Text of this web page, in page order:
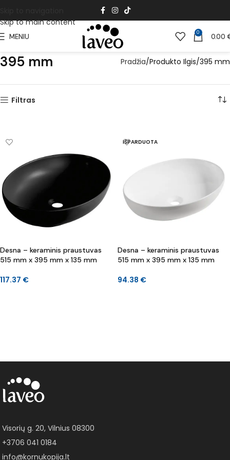
Skip to main content
MENIU 0 0.00
395 mm Pradžia Produkto Ilgis 395 mm
Filtras
Desna – keraminis praustuvas
515 mm x 395 mm x 135 mm
117.37 €
IŠPARDUOTA
Desna – keraminis praustuvas
515 mm x 395 mm x 135 mm
94.38 €
Visorių g. 20, Vilnius 08300
+3706 041 0184
info@kornukopija.lt